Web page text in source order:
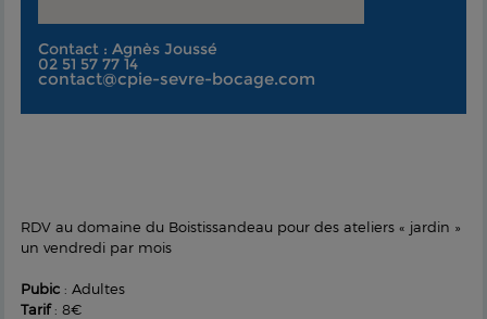
Contact : Agnès Joussé
02 51 57 77 14
contact@cpie-sevre-bocage.com
RDV au domaine du Boistissandeau pour des ateliers « jardin »
un vendredi par mois
Pubic: Adultes
Tarif: 8€